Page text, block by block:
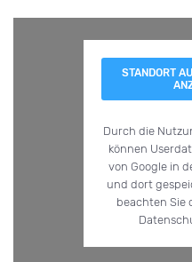
STANDORT
Durch die
können
von Google in
und dort
beachten Sie